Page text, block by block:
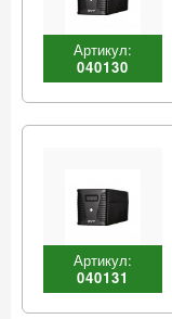
Артикул:
040130
Артикул:
040131